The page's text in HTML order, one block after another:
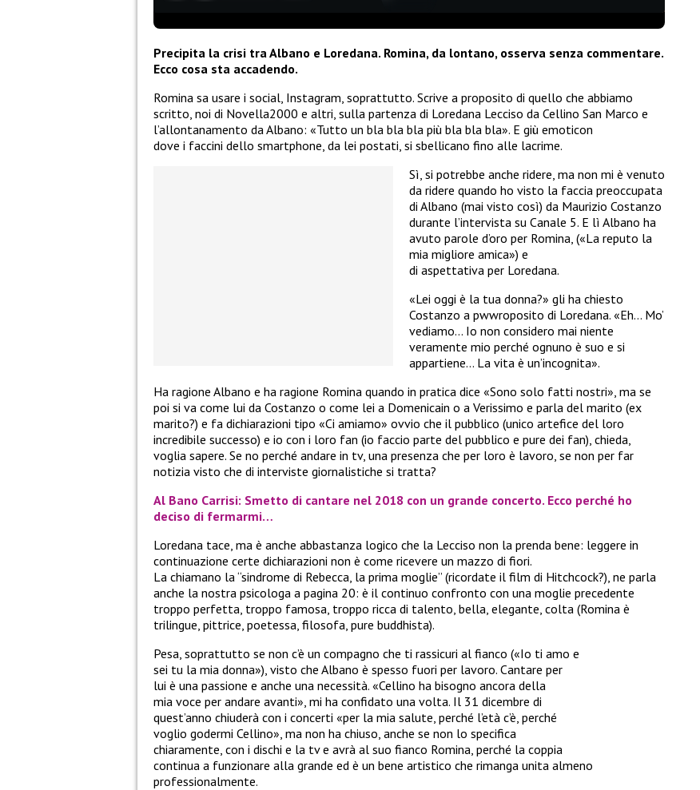
Precipita la crisi tra Albano e Loredana. Romina, da lontano, osserva senza commentare.
Ecco cosa sta accadendo.
Romina sa usare i social, Instagram, soprattutto. Scrive a proposito di quello che abbiamo
scritto, noi di Novella2000 e altri, sulla partenza di Loredana Lecciso da Cellino San Marco e
l’allontanamento da Albano: «Tutto un bla bla bla più bla bla bla». E giù emoticon
dove i faccini dello smartphone, da lei postati, si sbellicano fino alle lacrime.
Sì, si potrebbe anche ridere, ma non mi è venuto
da ridere quando ho visto la faccia preoccupata
di Albano (mai visto così) da Maurizio Costanzo
durante l’intervista su Canale 5. E lì Albano ha
avuto parole d’oro per Romina, («La reputo la
mia migliore amica») e
di aspettativa per Loredana.
«Lei oggi è la tua donna?» gli ha chiesto
Costanzo a pwwroposito di Loredana. «Eh… Mo’
vediamo… Io non considero mai niente
veramente mio perché ognuno è suo e si
appartiene… La vita è un’incognita».
Ha ragione Albano e ha ragione Romina quando in pratica dice «Sono solo fatti nostri», ma se
poi si va come lui da Costanzo o come lei a Domenicain o a Verissimo e parla del marito (ex
marito?) e fa dichiarazioni tipo «Ci amiamo» ovvio che il pubblico (unico artefice del loro
incredibile successo) e io con i loro fan (io faccio parte del pubblico e pure dei fan), chieda,
voglia sapere. Se no perché andare in tv, una presenza che per loro è lavoro, se non per far
notizia visto che di interviste giornalistiche si tratta?
Al Bano Carrisi: Smetto di cantare nel 2018 con un grande concerto. Ecco perché ho
deciso di fermarmi…
Loredana tace, ma è anche abbastanza logico che la Lecciso non la prenda bene: leggere in
continuazione certe dichiarazioni non è come ricevere un mazzo di fiori.
La chiamano la “sindrome di Rebecca, la prima moglie” (ricordate il film di Hitchcock?), ne parla
anche la nostra psicologa a pagina 20: è il continuo confronto con una moglie precedente
troppo perfetta, troppo famosa, troppo ricca di talento, bella, elegante, colta (Romina è
trilingue, pittrice, poetessa, filosofa, pure buddhista).
Pesa, soprattutto se non c’è un compagno che ti rassicuri al fianco («Io ti amo e
sei tu la mia donna»), visto che Albano è spesso fuori per lavoro. Cantare per
lui è una passione e anche una necessità. «Cellino ha bisogno ancora della
mia voce per andare avanti», mi ha confidato una volta. Il 31 dicembre di
quest’anno chiuderà con i concerti «per la mia salute, perché l’età c’è, perché
voglio godermi Cellino», ma non ha chiuso, anche se non lo specifica
chiaramente, con i dischi e la tv e avrà al suo fianco Romina, perché la coppia
continua a funzionare alla grande ed è un bene artistico che rimanga unita almeno
professionalmente.